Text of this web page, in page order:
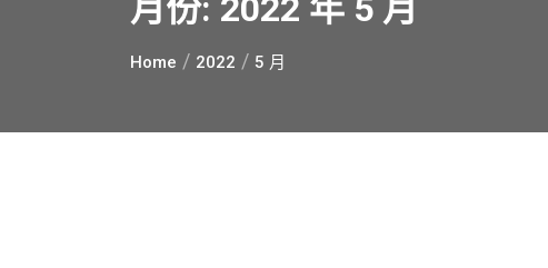
月份: 2022 年 5 月
Home 2022 5 月